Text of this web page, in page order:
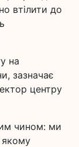
втілити до
на
зазначає
центру
чином: ми
якому